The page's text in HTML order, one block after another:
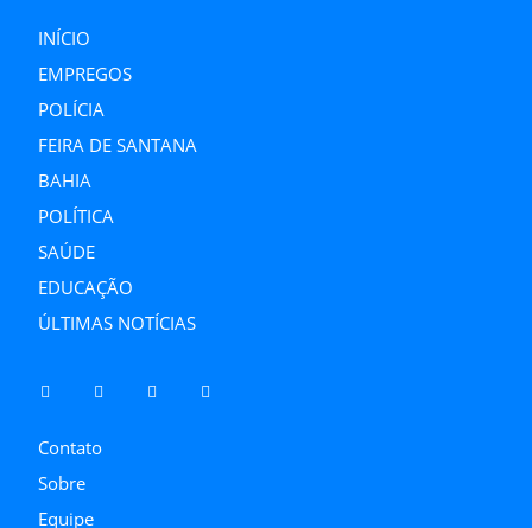
INÍCIO
EMPREGOS
POLÍCIA
FEIRA DE SANTANA
BAHIA
POLÍTICA
SAÚDE
EDUCAÇÃO
ÚLTIMAS NOTÍCIAS
Contato
Sobre
Equipe